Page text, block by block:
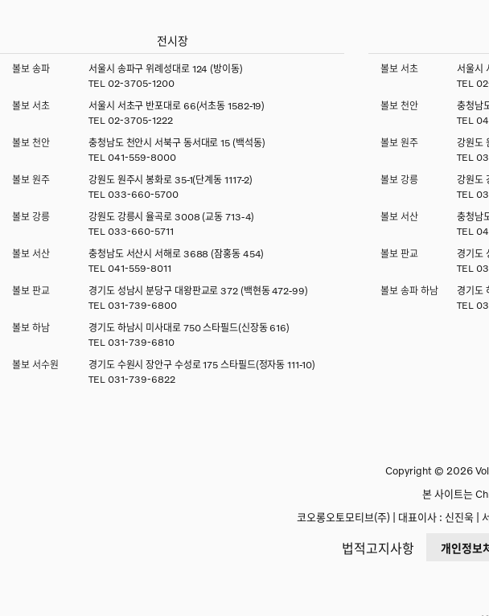
전시장
볼보 송파
서울시 송파구 위례성대로 124 (방이동)
TEL 02-3705-1200
볼보 서초
서울시 서초구 반포대로 66(서초동 1582-19)
TEL 02-3705-1222
볼보 천안
충청남도 천안시 서북구 동서대로 15 (백석동)
TEL 041-559-8000
볼보 원주
강원도 원주시 봉화로 35-1(단계동 1117-2)
TEL 033-660-5700
볼보 강릉
강원도 강릉시 율곡로 3008 (교동 713-4)
TEL 033-660-5711
볼보 서산
충청남도 서산시 서해로 3688 (잠홍동 454)
TEL 041-559-8011
볼보 판교
경기도 성남시 분당구 대왕판교로 372 (백현동 472-99)
TEL 031-739-6800
볼보 하남
경기도 하남시 미사대로 750 스타필드(신장동 616)
TEL 031-739-6810
볼보 서수원
경기도 수원시 장안구 수성로 175 스타필드(정자동 111-10)
TEL 031-739-6822
볼보 서초
서울시
TEL
볼보 천안
충청남
TEL
볼보 원주
강원도
TEL
볼보 강릉
강원도
TEL
볼보 서산
충청남
TEL
볼보 판교
경기도
TEL
볼보 송파 하남
경기도
TEL
Copyright © 2026
본 사이트는
코오롱오토모티브(주) | 대표이사 : 신진욱 |
법적고지사항 개인정보